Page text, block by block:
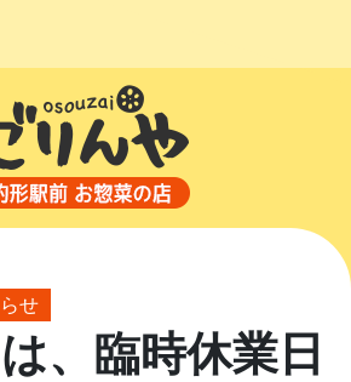
せ
、臨時休業日